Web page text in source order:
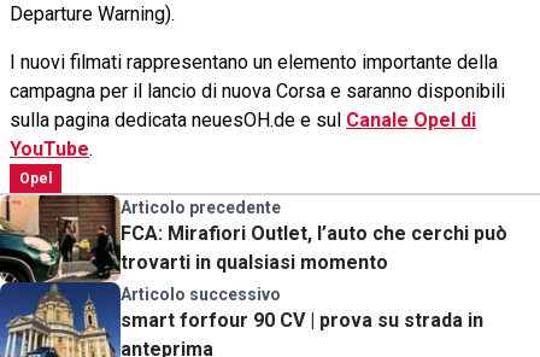
Departure Warning).
I nuovi filmati rappresentano un elemento importante della
campagna per il lancio di nuova Corsa e saranno disponibili
sulla pagina dedicata neuesOH.de e sul Canale Opel di
YouTube.
Opel
Articolo precedente
FCA: Mirafiori Outlet, l’auto che cerchi può
trovarti in qualsiasi momento
Articolo successivo
smart forfour 90 CV | prova su strada in
anteprima